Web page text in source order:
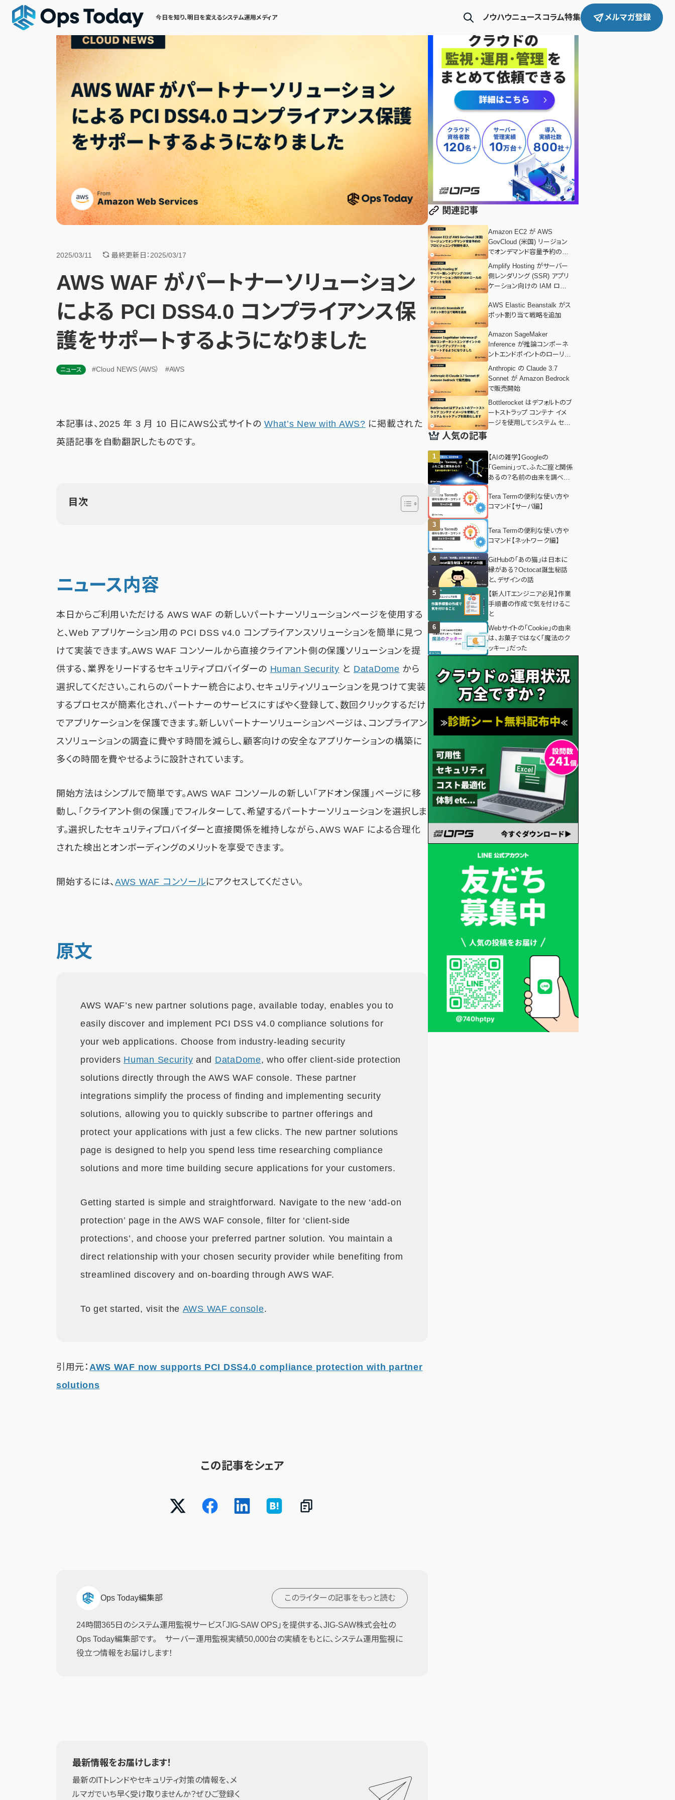
今日を知り、明日を変えるシステム運用メディア ノウハウニュースコラム特集 メルマガ登録
2025/03/11 最終更新日：2025/03/17
AWS WAF がパートナーソリューション
による PCI DSS4.0 コンプライアンス保
護をサポートするようになりました
ニュース #Cloud NEWS（AWS） #AWS
本記事は、2025 年 3 月 10 日にAWS公式サイトのWhat’s New with AWS? に掲載された
英語記事を自動翻訳したものです。
目次
ニュース内容
本日からご利用いただける AWS WAF の新しいパートナーソリューションページを使用する
と、Web アプリケーション用の PCI DSS v4.0 コンプライアンスソリューションを簡単に見つ
けて実装できます。AWS WAF コンソールから直接クライアント側の保護ソリューションを提
供する、業界をリードするセキュリティプロバイダーの Human Security と DataDome から
選択してください。これらのパートナー統合により、セキュリティソリューションを見つけて実装
するプロセスが簡素化され、パートナーのサービスにすばやく登録して、数回クリックするだけ
でアプリケーションを保護できます。新しいパートナーソリューションページは、コンプライアン
スソリューションの調査に費やす時間を減らし、顧客向けの安全なアプリケーションの構築に
多くの時間を費やせるように設計されています。
開始方法はシンプルで簡単です。AWS WAF コンソールの新しい「アドオン保護」ページに移
動し、「クライアント側の保護」でフィルターして、希望するパートナーソリューションを選択しま
す。選択したセキュリティプロバイダーと直接関係を維持しながら、AWS WAF による合理化
された検出とオンボーディングのメリットを享受できます。
開始するには、AWS WAF コンソールにアクセスしてください。
原文
AWS WAF’s new partner solutions page, available today, enables you to
easily discover and implement PCI DSS v4.0 compliance solutions for
your web applications. Choose from industry-leading security
providers Human Security and DataDome, who offer client-side protection
solutions directly through the AWS WAF console. These partner
integrations simplify the process of finding and implementing security
solutions, allowing you to quickly subscribe to partner offerings and
protect your applications with just a few clicks. The new partner solutions
page is designed to help you spend less time researching compliance
solutions and more time building secure applications for your customers.
Getting started is simple and straightforward. Navigate to the new ‘add-on
protection’ page in the AWS WAF console, filter for ‘client-side
protections’, and choose your preferred partner solution. You maintain a
direct relationship with your chosen security provider while benefiting from
streamlined discovery and on-boarding through AWS WAF.
To get started, visit the AWS WAF console.
引用元： AWS WAF now supports PCI DSS4.0 compliance protection with partner
solutions
この記事をシェア
Ops Today編集部 このライターの記事をもっと読む
24時間365日のシステム運用監視サービス「JIG-SAW OPS」を提供する、JIG-SAW株式会社の
Ops Today編集部です。 サーバー運用監視実績50,000台の実績をもとに、システム運用監視に
役立つ情報をお届けします！
最新情報をお届けします！
最新のITトレンドやセキュリティ対策の情報を、メ
ルマガでいち早く受け取りませんか？ぜひご登録く
関連記事
Amazon EC2 が AWS
GovCloud (米国) リージョン
でオンデマンド容量予約のプ
ロビジョニング制御を導入
Amplify Hosting がサーバー
側レンダリング (SSR) アプリ
ケーション向けの IAM ロール
AWS Elastic Beanstalk がス
ポット割り当て戦略を追加
Amazon SageMaker
Inference が推論コンポーネ
ントエンドポイントのローリン
グアップデートをサポートする
ようになりました
Anthropic の Claude 3.7
Sonnet が Amazon Bedrock
で販売開始
Bottlerocket はデフォルトのブ
ートストラップ コンテナ イメ
ージを使用してシステム セッ
人気の記事
【AIの雑学】Googleの
「Gemini」って、ふたご座と関係
あるの？名前の由来を調べて
Tera Termの便利な使い方や
コマンド【サーバ編】
Tera Termの便利な使い方や
コマンド【ネットワーク編】
GitHubの「あの猫」は日本に
縁がある？Octocat誕生秘話
と、デザインの話
【新人ITエンジニア必見】作業
手順書の作成で気を付けるこ
と
Webサイトの「Cookie」の由来
は、お菓子ではなく「魔法のク
ッキー」だった